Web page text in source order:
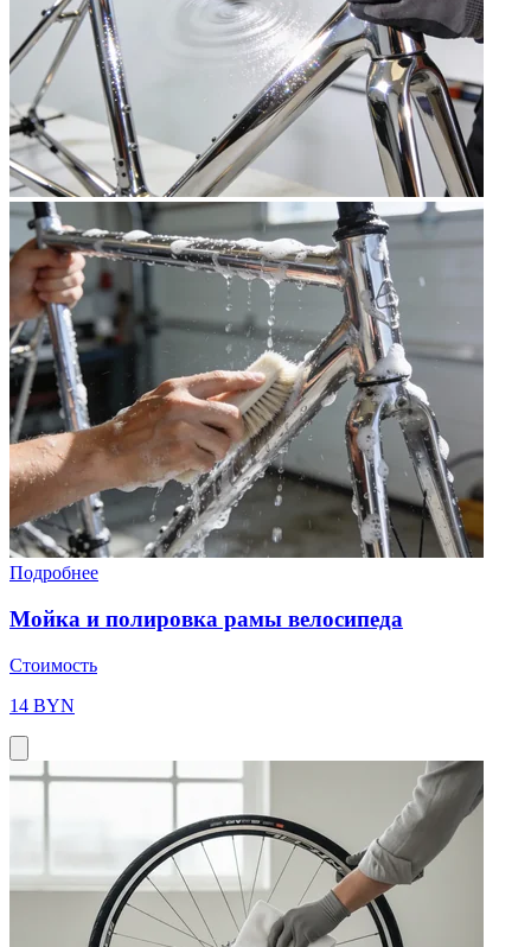
Подробнее
Мойка и полировка рамы велосипеда
Стоимость
14 BYN